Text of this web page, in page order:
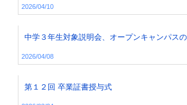
2026/04/10
中学３年生対象説明会、オープンキャンパスの
2026/04/08
第１２回 卒業証書授与式